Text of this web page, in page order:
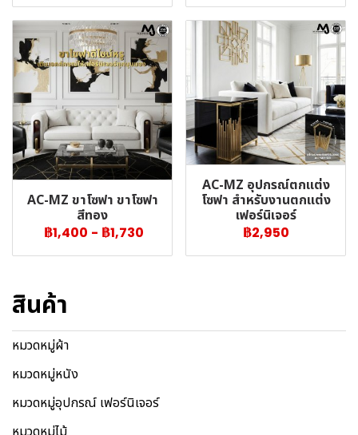
AC-MZ ขาโซฟา ขาโซฟา
สีทอง
฿1,400 - ฿1,730
AC-MZ อุปกรณ์ตกแต่ง
โซฟา สำหรับงานตกแต่ง
เฟอร์นิเจอร์
฿2,950
สินค้า
หมวดหมู่ผ้า
หมวดหมู่หนัง
หมวดหมู่อุปกรณ์ เฟอร์นิเจอร์